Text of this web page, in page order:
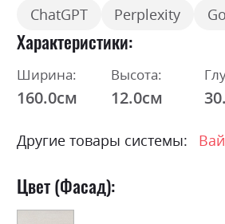
ChatGPT Perplexity
Характеристики
Ширина:
160.0см
Высота:
12.0см
Другие товары системы:
Цвет (Фасад):